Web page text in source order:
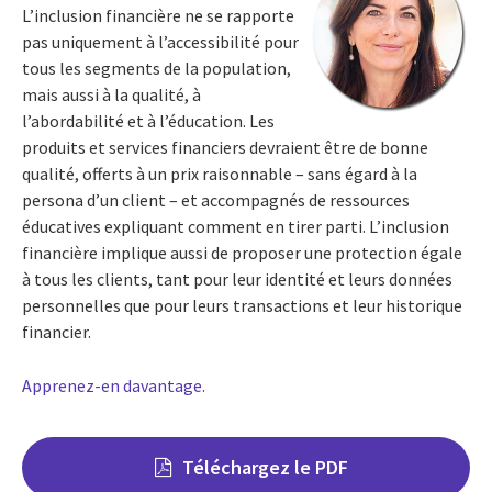
L’inclusion financière ne se rapporte
pas uniquement à l’accessibilité pour
tous les segments de la population,
mais aussi à la qualité, à
l’abordabilité et à l’éducation. Les
produits et services financiers devraient être de bonne
qualité, offerts à un prix raisonnable – sans égard à la
persona d’un client – et accompagnés de ressources
éducatives expliquant comment en tirer parti. L’inclusion
financière implique aussi de proposer une protection égale
à tous les clients, tant pour leur identité et leurs données
personnelles que pour leurs transactions et leur historique
financier.
Apprenez-en davantage.
Téléchargez le PDF